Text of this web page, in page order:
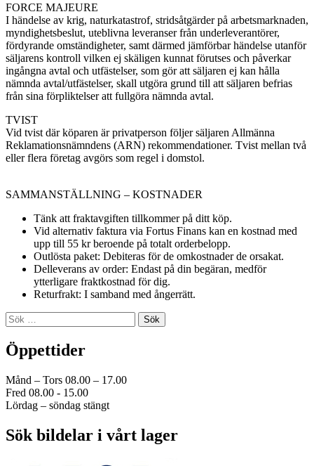
FORCE MAJEURE
I händelse av krig, naturkatastrof, stridsåtgärder på arbetsmarknaden,
myndighetsbeslut, uteblivna leveranser från underleverantörer,
fördyrande omständigheter, samt därmed jämförbar händelse utanför
säljarens kontroll vilken ej skäligen kunnat förutses och påverkar
ingångna avtal och utfästelser, som gör att säljaren ej kan hålla
nämnda avtal/utfästelser, skall utgöra grund till att säljaren befrias
från sina förpliktelser att fullgöra nämnda avtal.
TVIST
Vid tvist där köparen är privatperson följer säljaren Allmänna
Reklamationsnämndens (ARN) rekommendationer. Tvist mellan två
eller flera företag avgörs som regel i domstol.
SAMMANSTÄLLNING – KOSTNADER
Tänk att fraktavgiften tillkommer på ditt köp.
Vid alternativ faktura via Fortus Finans kan en kostnad med
upp till 55 kr beroende på totalt orderbelopp.
Outlösta paket: Debiteras för de omkostnader de orsakat.
Delleverans av order: Endast på din begäran, medför
ytterligare fraktkostnad för dig.
Returfrakt: I samband med ångerrätt.
Sök
efter:
Öppettider
Månd – Tors 08.00 – 17.00
Fred 08.00 - 15.00
Lördag – söndag stängt
Sök bildelar i vårt lager